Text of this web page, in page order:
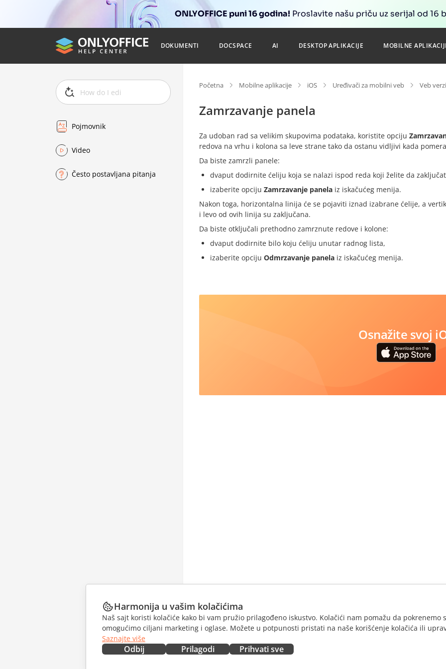
ONLYOFFICE puni 16 godina! Proslavite našu priču uz serijal od 16
DOKUMENTI DOCSPACE AI DESKTOP APLIKACIJE MOBILNE
Pojmovnik
Video
Često postavljana pitanja
Početna Mobilne aplikacije iOS Uređivači za mobilni veb Veb
Zamrzavanje panela
Za udoban rad sa velikim skupovima podataka, koristite opciju
redova na vrhu i kolona sa leve strane tako da ostanu vidljivi kada
Da biste zamrzli panele:
dvaput dodirnite ćeliju koja se nalazi ispod reda koji želite da
izaberite opciju Zamrzavanje panela iz iskačućeg menija.
Nakon toga, horizontalna linija će se pojaviti iznad izabrane ćelije, a
i levo od ovih linija su zaključana.
Da biste otključali prethodno zamrznute redove i kolone:
dvaput dodirnite bilo koju ćeliju unutar radnog lista,
izaberite opciju Odmrzavanje panela iz iskačućeg menija.
Osnažite svoj
Harmonija u vašim kolačićima
Naš sajt koristi kolačiće kako bi vam pružio prilagođeno iskustvo. Kolačići nam pomažu da pokrenemo
omogućimo ciljani marketing i oglase. Možete u potpunosti pristati na naše korišćenje kolačića ili
Saznajte više
Odbij Prilagodi Prihvati sve